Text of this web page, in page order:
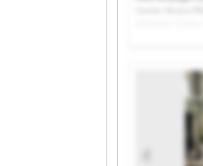
Ahrens PKW-